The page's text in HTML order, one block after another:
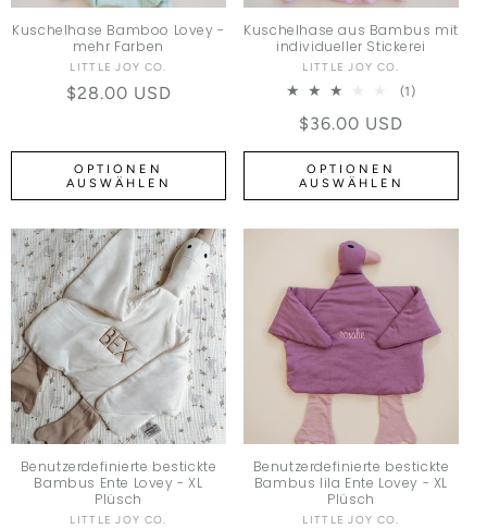
Kuschelhase Bamboo Lovey -
mehr Farben
Anbieter:
LITTLE JOY CO.
Normaler Preis
$28.00 USD
OPTIONEN
AUSWÄHLEN
Kuschelhase aus Bambus mit
individueller Stickerei
Anbieter:
LITTLE JOY CO.
(1)1
Normaler Preis
$36.00 USD
OPTIONEN
AUSWÄHLEN
Benutzerdefinierte bestickte
Bambus Ente Lovey - XL
Plüsch
Anbieter:
LITTLE JOY CO.
Benutzerdefinierte bestickte
Bambus lila Ente Lovey - XL
Plüsch
Anbieter:
LITTLE JOY CO.